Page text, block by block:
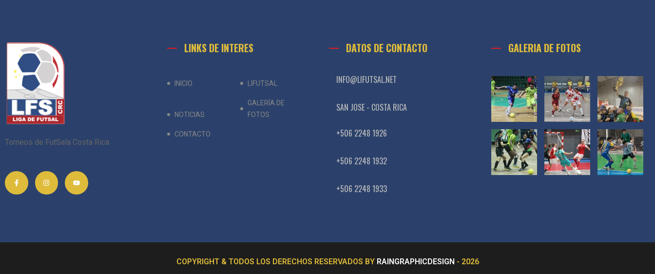
Torneos de FutSala Costa Rica
LINKS DE INTERES
INICIO LIFUTSAL
NOTICIAS
GALERÍA DE
FOTOS
CONTACTO
DATOS DE CONTACTO
INFO@LIFUTSAL.NET
SAN JOSE - COSTA RICA
+506 2248 1926
+506 2248 1932
+506 2248 1933
GALERIA DE FOTOS
COPYRIGHT & TODOS LOS DERECHOS RESERVADOS BY RAINGRAPHICDESIGN - 2026